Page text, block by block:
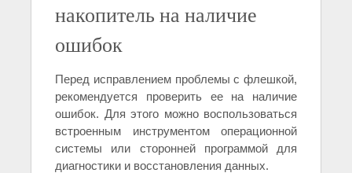
накопитель на наличие
ошибок
Перед исправлением проблемы с флешкой,
рекомендуется проверить ее на наличие
ошибок. Для этого можно воспользоваться
встроенным инструментом операционной
системы или сторонней программой для
диагностики и восстановления данных.